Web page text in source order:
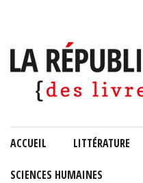
ACCUEIL LITTÉRATURE
SCIENCES HUMAINES